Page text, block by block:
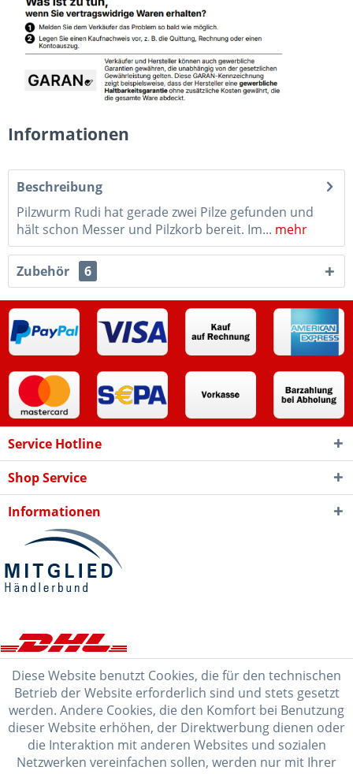
Informationen
Beschreibung
Pilzwurm Rudi hat gerade zwei Pilze gefunden und
hält schon Messer und Pilzkorb bereit. Im... mehr
Zubehör 6
Service Hotline
Shop Service
Informationen
Diese Website benutzt Cookies, die für den technischen
Betrieb der Website erforderlich sind und stets gesetzt
werden. Andere Cookies, die den Komfort bei Benutzung
dieser Website erhöhen, der Direktwerbung dienen oder
die Interaktion mit anderen Websites und sozialen
Netzwerken vereinfachen sollen, werden nur mit Ihrer